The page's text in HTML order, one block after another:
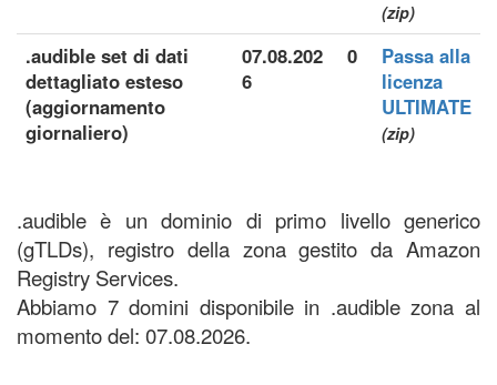
(zip)
.audible set di dati
dettagliato esteso
(aggiornamento
giornaliero)
07.08.202
6
0
Passa alla
licenza
ULTIMATE
(zip)
.audible è un dominio di primo livello generico
(gTLDs), registro della zona gestito da Amazon
Registry Services.
Abbiamo 7 domini disponibile in .audible zona al
momento del: 07.08.2026.